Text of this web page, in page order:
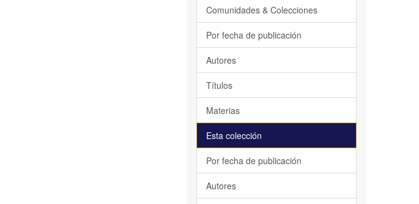
Comunidades & Colecciones
Por fecha de publicación
Autores
Títulos
Materias
Esta colección
Por fecha de publicación
Autores